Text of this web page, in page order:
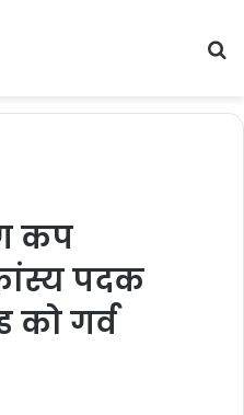
कप
पदक
को गर्व